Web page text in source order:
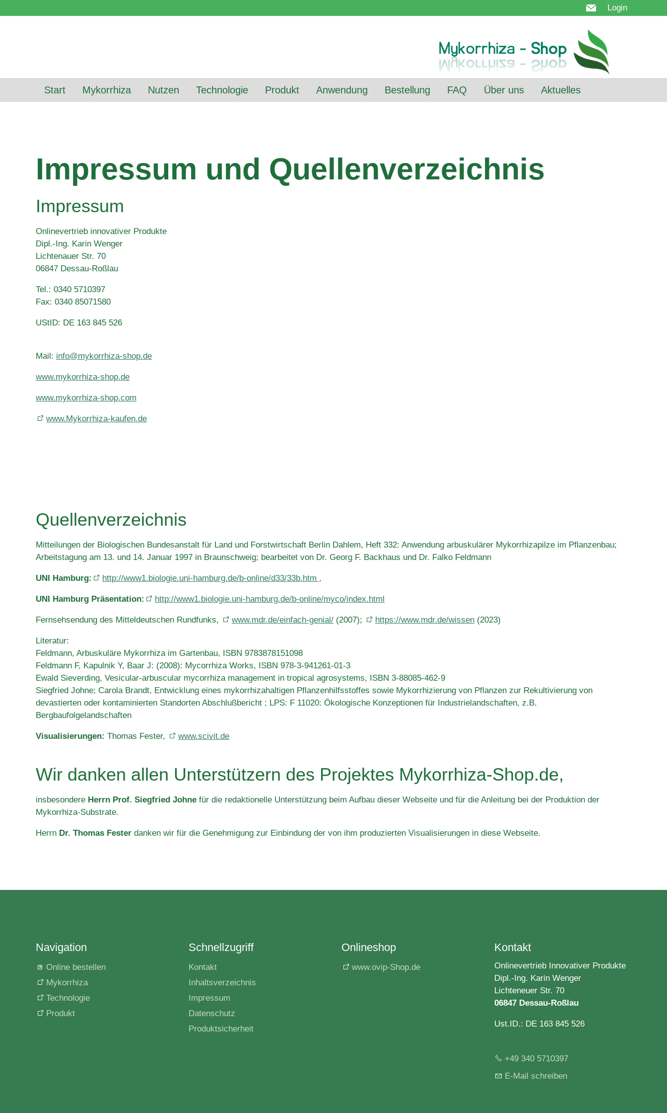
Login
Start Mykorrhiza Nutzen Technologie Produkt Anwendung Bestellung FAQ Über uns Aktuelles
Impressum und Quellenverzeichnis
Impressum
Onlinevertrieb innovativer Produkte
Dipl.-Ing. Karin Wenger
Lichtenauer Str. 70
06847 Dessau-Roßlau
Tel.: 0340 5710397
Fax: 0340 85071580
UStID: DE 163 845 526
Mail: info@mykorrhiza-shop.de
www.mykorrhiza-shop.de
www.mykorrhiza-shop.com
www.Mykorrhiza-kaufen.de
Quellenverzeichnis
Mitteilungen der Biologischen Bundesanstalt für Land und Forstwirtschaft Berlin Dahlem, Heft 332: Anwendung arbuskulärer Mykorrhizapilze im Pflanzenbau;
Arbeitstagung am 13. und 14. Januar 1997 in Braunschweig; bearbeitet von Dr. Georg F. Backhaus und Dr. Falko Feldmann
UNI Hamburg: http://www1.biologie.uni-hamburg.de/b-online/d33/33b.htm ,
UNI Hamburg Präsentation: http://www1.biologie.uni-hamburg.de/b-online/myco/index.html
Fernsehsendung des Mitteldeutschen Rundfunks, www.mdr.de/einfach-genial/ (2007); https://www.mdr.de/wissen (2023)
Literatur:
Feldmann, Arbuskuläre Mykorrhiza im Gartenbau, ISBN 9783878151098
Feldmann F, Kapulnik Y, Baar J: (2008): Mycorrhiza Works, ISBN 978-3-941261-01-3
Ewald Sieverding, Vesicular-arbuscular mycorrhiza management in tropical agrosystems, ISBN 3-88085-462-9
Siegfried Johne; Carola Brandt, Entwicklung eines mykorrhizahaltigen Pflanzenhilfsstoffes sowie Mykorrhizierung von Pflanzen zur Rekultivierung von
devastierten oder kontaminierten Standorten Abschlußbericht ; LPS: F 11020: Ökologische Konzeptionen für Industrielandschaften, z.B.
Bergbaufolgelandschaften
Visualisierungen: Thomas Fester, www.scivit.de
Wir danken allen Unterstützern des Projektes Mykorrhiza-Shop.de,
insbesondere Herrn Prof. Siegfried Johne für die redaktionelle Unterstützung beim Aufbau dieser Webseite und für die Anleitung bei der Produktion der
Mykorrhiza-Substrate.
Herrn Dr. Thomas Fester danken wir für die Genehmigung zur Einbindung der von ihm produzierten Visualisierungen in diese Webseite.
Navigation
Online bestellen
Mykorrhiza
Technologie
Produkt
Schnellzugriff
Kontakt
Inhaltsverzeichnis
Impressum
Datenschutz
Produktsicherheit
Onlineshop
www.ovip-Shop.de
Kontakt
Onlinevertrieb Innovativer Produkte
Dipl.-Ing. Karin Wenger
Lichteneuer Str. 70
06847 Dessau-Roßlau
Ust.ID.: DE 163 845 526
+49 340 5710397
E-Mail schreiben